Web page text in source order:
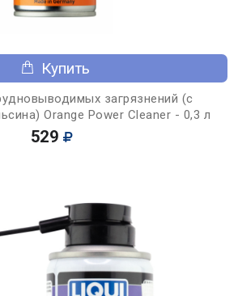
Купить
загрязнений (с
Orange Power Cleaner - 0,3 л
529